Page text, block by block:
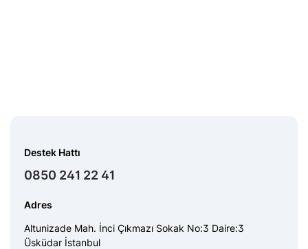
Destek Hattı
0850 241 22 41
Adres
Altunizade Mah. İnci Çıkmazı Sokak No:3 Daire:3
Üsküdar İstanbul